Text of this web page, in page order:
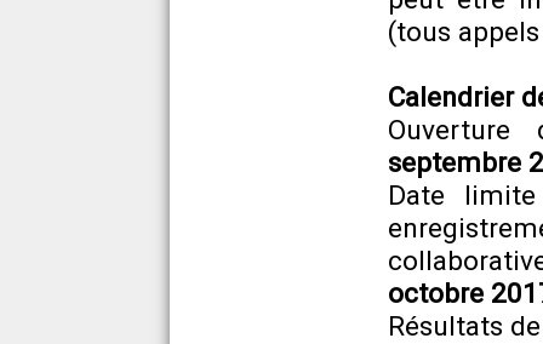
(tous
Calendrier
septembre
Date
octobre
Résultats